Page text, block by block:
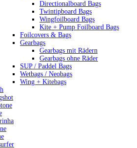
Directionalboard Bags
Twintipboard Bags
Wingfoilboard Bags
Kite + Pump Foilboard Bags
Foilcovers & Bags
Gearbags
Gearbags mit Rädern
Gearbags ohne Räder
SUP / Paddel Bags
Wetbags / Neobags
Wing + Kitebags